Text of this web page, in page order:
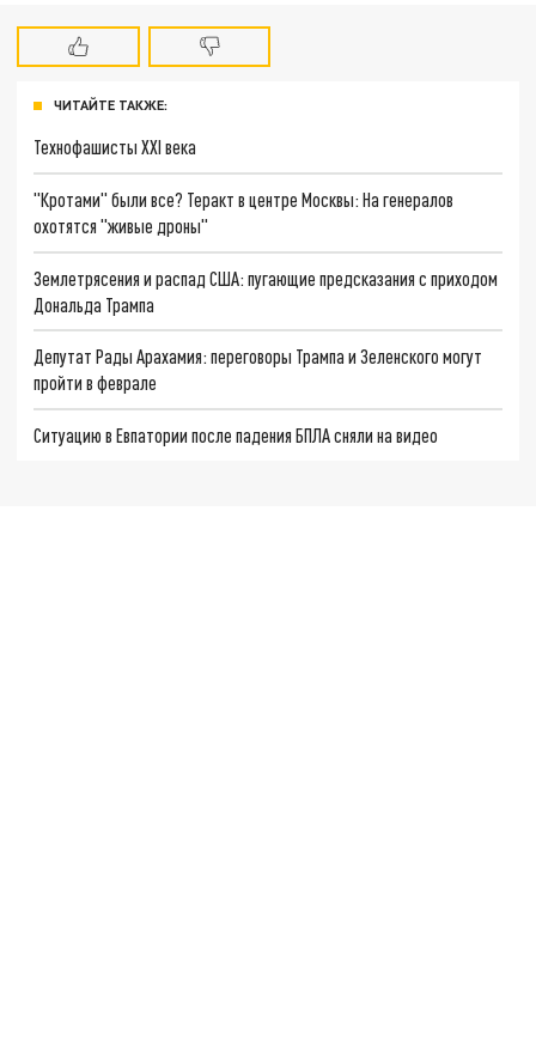
ЧИТАЙТЕ ТАКЖЕ:
Технофашисты XXI века
"Кротами" были все? Теракт в центре Москвы: На генералов
охотятся "живые дроны"
Землетрясения и распад США: пугающие предсказания с приходом
Дональда Трампа
Депутат Рады Арахамия: переговоры Трампа и Зеленского могут
пройти в феврале
Ситуацию в Евпатории после падения БПЛА сняли на видео